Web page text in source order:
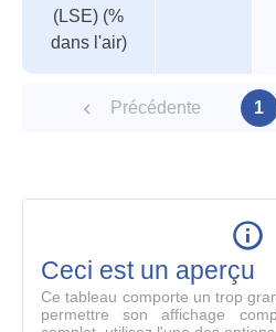
(LSE) (%
dans l'air)
Précédente 1
Ceci est un aperçu
Ce tableau comporte un trop
permettre son affichage